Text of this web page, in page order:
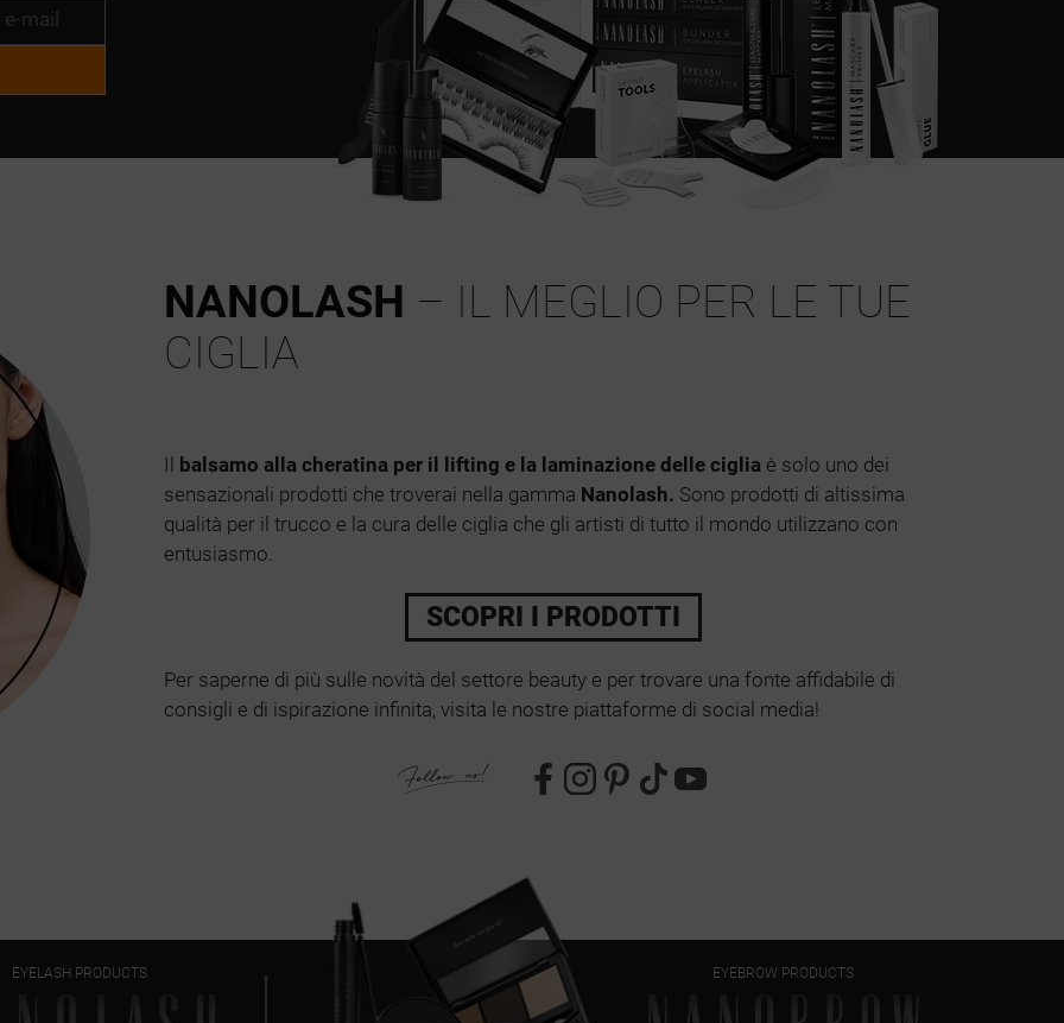
NANOLASH – IL MEGLIO PER LE TUE
CIGLIA
Il balsamo alla cheratina per il lifting e la laminazione delle ciglia è solo uno dei
sensazionali prodotti che troverai nella gamma Nanolash. Sono prodotti di altissima
qualità per il trucco e la cura delle ciglia che gli artisti di tutto il mondo utilizzano con
entusiasmo.
SCOPRI I PRODOTTI
Per saperne di più sulle novità del settore beauty e per trovare una fonte affidabile di
consigli e di ispirazione infinita, visita le nostre piattaforme di social media!
EYELASH PRODUCTS EYEBROW PRODUCTS